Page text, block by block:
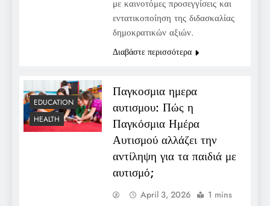
με καινοτόμες προσεγγίσεις και
εντατικοποίηση της διδασκαλίας
δημοκρατικών αξιών.
Διαβάστε περισσότερα
EDUCATION
HEALTH
Παγκοσμια ημερα
αυτισμου: Πώς η
Παγκόσμια Ημέρα
Αυτισμού αλλάζει την
αντίληψη για τα παιδιά με
αυτισμό;
April 3, 2026 1 mins